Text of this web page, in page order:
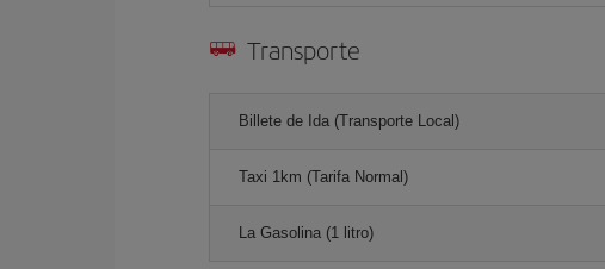
Transporte
Billete de Ida (Transporte Local)
Taxi 1km (Tarifa Normal)
La Gasolina (1 litro)